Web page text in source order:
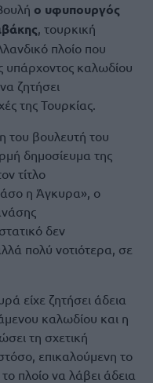
ο υφυπουργός
, τουρκική
πλοίο που
υπάρχοντος καλωδίου
ζητήσει
της Τουρκίας.
του βουλευτή του
δημοσίευμα της
τίτλο
η Άγκυρα», ο
δεν
πολύ νοτιότερα, σε
είχε ζητήσει άδεια
καλωδίου και η
τη σχετική
επικαλούμενη το
πλοίο να λάβει άδεια